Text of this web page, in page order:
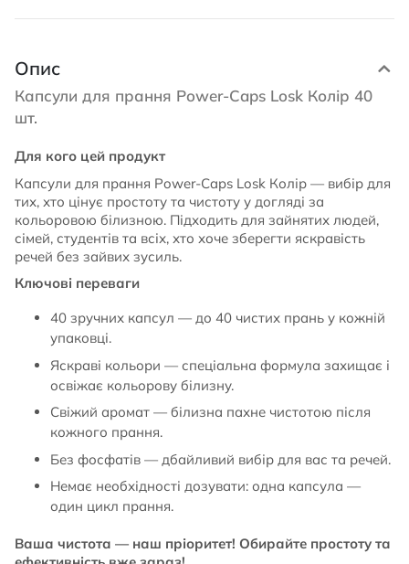
Опис
Капсули для прання Power-Caps Losk Колір 40
шт.
Для кого цей продукт
Капсули для прання Power-Caps Losk Колір — вибір для
тих, хто цінує простоту та чистоту у догляді за
кольоровою білизною. Підходить для зайнятих людей,
сімей, студентів та всіх, хто хоче зберегти яскравість
речей без зайвих зусиль.
Ключові переваги
40 зручних капсул — до 40 чистих прань у кожній
упаковці.
Яскраві кольори — спеціальна формула захищає і
освіжає кольорову білизну.
Свіжий аромат — білизна пахне чистотою після
кожного прання.
Без фосфатів — дбайливий вибір для вас та речей.
Немає необхідності дозувати: одна капсула —
один цикл прання.
Ваша чистота — наш пріоритет! Обирайте простоту та